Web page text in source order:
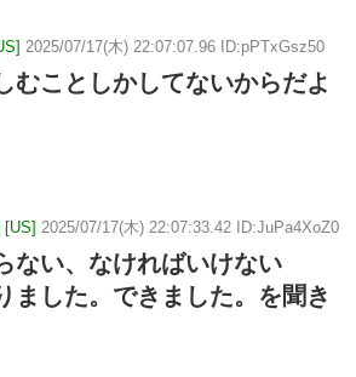
2025/07/17(木) 22:07:07.96 ID:pPTxGsz50
むことしかしてないからだよ
[US] 2025/07/17(木) 22:07:33.42 ID:JuPa4XoZ0
ない、なければいけない
ました。できました。を聞き